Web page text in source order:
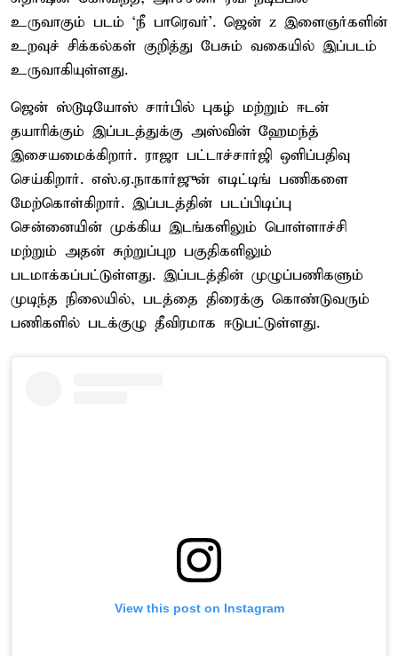
உருவாகும் படம் ‘நீ பாரெவர்’. ஜென் z இளைஞர்களின்
உறவுச் சிக்கல்கள் குறித்து பேசும் வகையில் இப்படம்
உருவாகியுள்ளது.
ஜென் ஸ்டூடியோஸ் சார்பில் புகழ் மற்றும் ஈடன்
தயாரிக்கும் இப்படத்துக்கு அஸ்வின் ஹேமந்த்
இசையமைக்கிறார். ராஜா பட்டாச்சார்ஜி ஒளிப்பதிவு
செய்கிறார். எஸ்.ஏ.நாகார்ஜுன் எடிட்டிங் பணிகளை
மேற்கொள்கிறார். இப்படத்தின் படப்பிடிப்பு
சென்னையின் முக்கிய இடங்களிலும் பொள்ளாச்சி
மற்றும் அதன் சுற்றுப்புற பகுதிகளிலும்
படமாக்கப்பட்டுள்ளது. இப்படத்தின் முழுப்பணிகளும்
முடிந்த நிலையில், படத்தை திரைக்கு கொண்டுவரும்
பணிகளில் படக்குழு தீவிரமாக ஈடுபட்டுள்ளது.
View this post on Instagram